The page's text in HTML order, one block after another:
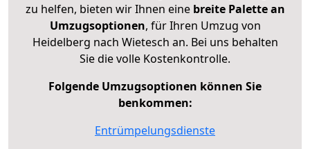
zu helfen, bieten wir Ihnen eine breite Palette an
Umzugsoptionen, für Ihren Umzug von
Heidelberg nach Wietesch an. Bei uns behalten
Sie die volle Kostenkontrolle.
Folgende Umzugsoptionen können Sie
benkommen:
Entrümpelungsdienste